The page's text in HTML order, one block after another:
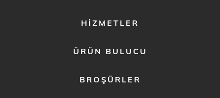
HIZMETLER
ÜRÜN BULUCU
BROŞÜRLER